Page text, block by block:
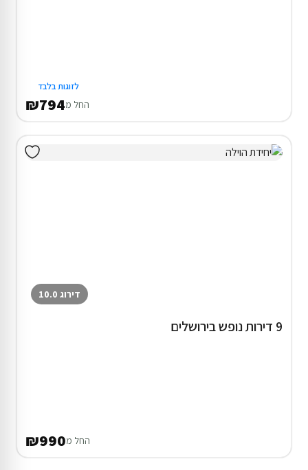
לזוגות בלבד
החל מ₪794
דירוג 10.0
9 דירות נופש בירושלים
החל מ₪990